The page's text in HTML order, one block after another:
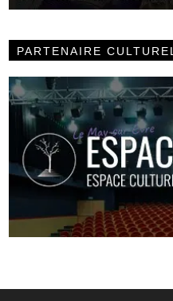
PARTENAIRE CULTUREL